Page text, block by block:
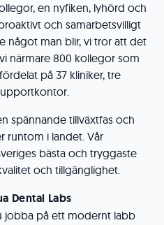
en nyfiken, lyhörd och
och samarbetsvilligt
något man blir, vi tror att det
närmare 800 kollegor som
på 37 kliniker, tre
spännande tillväxtfas och
runtom i landet. Vår
bästa och tryggaste
och tillgänglighet.
Dental Labs
jobba på ett modernt labb